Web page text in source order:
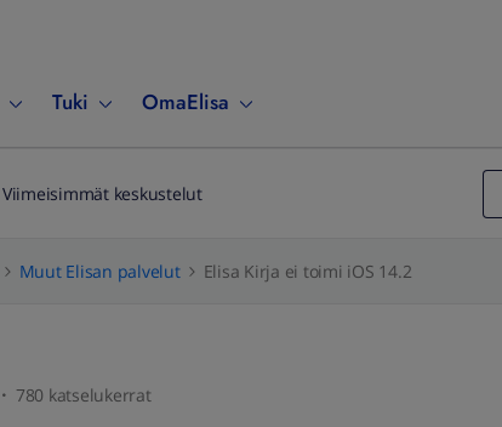
Tuki OmaElisa
Viimeisimmät keskustelut
Muut Elisan palvelut Elisa Kirja ei toimi iOS 14.2
780 katselukerrat